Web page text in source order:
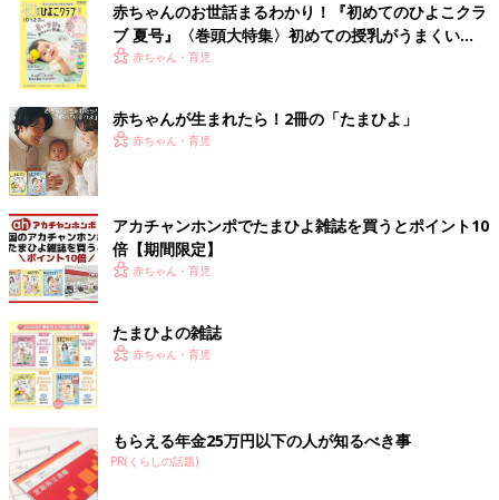
赤ちゃんのお世話まるわかり！『初めてのひよこクラ
ブ 夏号』〈巻頭大特集〉初めての授乳がうまくい
く！ おっぱい・ミルクの基本と夏のトラブル 解決テ
赤ちゃん・育児
赤ちゃんが生まれたら！2冊の「たまひよ」
赤ちゃん・育児
アカチャンホンポでたまひよ雑誌を買うとポイント10
倍【期間限定】
赤ちゃん・育児
たまひよの雑誌
赤ちゃん・育児
もらえる年金25万円以下の人が知るべき事
PR(くらしの話題)